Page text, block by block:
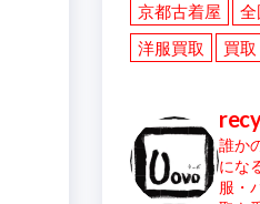
京都古着屋
全
洋服買取
買取
誰か
にな
服・